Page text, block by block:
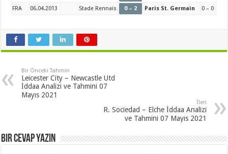
FRA
06.04.2013 Stade Rennais 0 – 2 Paris St. Germain 0 – 0
Bir Önceki Tahmin
Leicester City – Newcastle Utd
İddaa Analizi ve Tahmini 07
Mayıs 2021
İleri
R. Sociedad – Elche İddaa Analizi
ve Tahmini 07 Mayıs 2021
Bir cevap yazın